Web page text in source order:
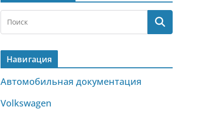
Навигация
Автомобильная документация
Volkswagen